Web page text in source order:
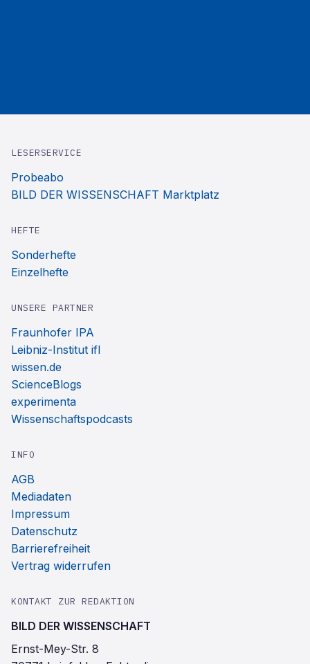
LESERSERVICE
Probeabo
BILD DER WISSENSCHAFT Marktplatz
HEFTE
Sonderhefte
Einzelhefte
UNSERE PARTNER
Fraunhofer IPA
Leibniz-Institut ifl
wissen.de
ScienceBlogs
experimenta
Wissenschaftspodcasts
INFO
AGB
Mediadaten
Impressum
Datenschutz
Barrierefreiheit
Vertrag widerrufen
KONTAKT ZUR REDAKTION
BILD DER WISSENSCHAFT
Ernst-Mey-Str. 8